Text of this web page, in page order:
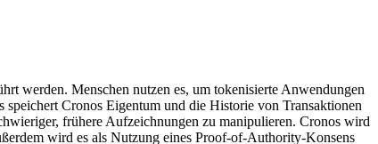
werden. Menschen nutzen es, um tokenisierte Anwendungen
Cronos Eigentum und die Historie von Transaktionen
frühere Aufzeichnungen zu manipulieren. Cronos wird
wird es als Nutzung eines Proof-of-Authority-Konsens